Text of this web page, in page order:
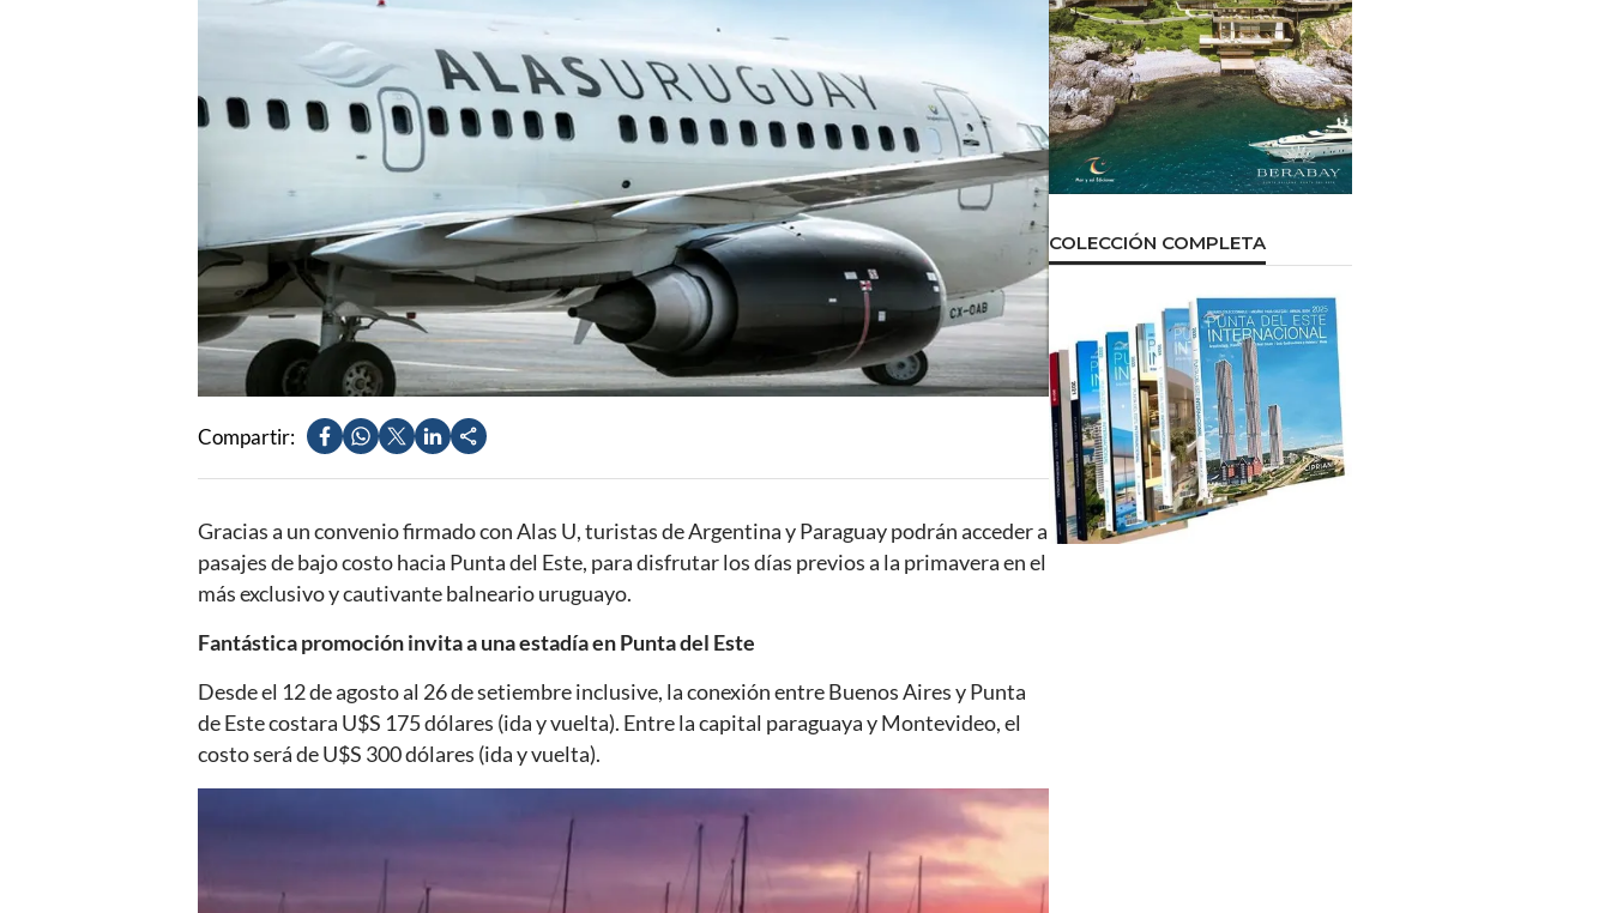
Compartir:
Gracias a un convenio firmado con Alas U, turistas de Argentina y Paraguay podrán acceder a
pasajes de bajo costo hacia Punta del Este, para disfrutar los días previos a la primavera en el
más exclusivo y cautivante balneario uruguayo.
Fantástica promoción invita a una estadía en Punta del Este
Desde el 12 de agosto al 26 de setiembre inclusive, la conexión entre Buenos Aires y Punta
de Este costara U$S 175 dólares (ida y vuelta). Entre la capital paraguaya y Montevideo, el
costo será de U$S 300 dólares (ida y vuelta).
COLECCIÓN COMPLETA